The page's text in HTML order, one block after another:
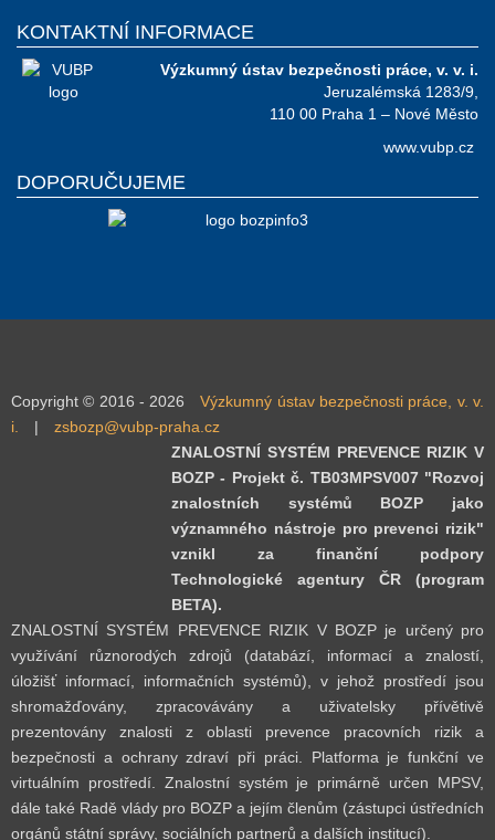
KONTAKTNÍ INFORMACE
Výzkumný ústav bezpečnosti práce, v. v. i.
Jeruzalémská 1283/9,
110 00 Praha 1 – Nové Město
www.vubp.cz
DOPORUČUJEME
Copyright © 2016 - 2026
Výzkumný ústav bezpečnosti práce, v. v.
i.
|
zsbozp@vubp-praha.cz
ZNALOSTNÍ SYSTÉM PREVENCE RIZIK V
BOZP - Projekt č. TB03MPSV007 "Rozvoj
znalostních systémů BOZP jako
významného nástroje pro prevenci rizik"
vznikl za finanční podpory
Technologické agentury ČR (program
BETA).
ZNALOSTNÍ SYSTÉM PREVENCE RIZIK V BOZP je určený pro
využívání různorodých zdrojů (databází, informací a znalostí,
úložišť informací, informačních systémů), v jehož prostředí jsou
shromažďovány, zpracovávány a uživatelsky přívětivě
prezentovány znalosti z oblasti prevence pracovních rizik a
bezpečnosti a ochrany zdraví při práci. Platforma je funkční ve
virtuálním prostředí. Znalostní systém je primárně určen MPSV,
dále také Radě vlády pro BOZP a jejím členům (zástupci ústředních
orgánů státní správy, sociálních partnerů a dalších institucí).